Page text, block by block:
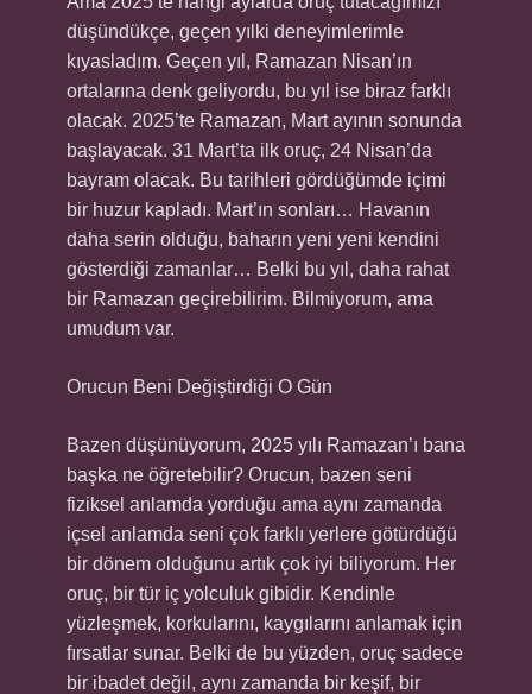
düşündükçe, geçen yılki deneyimlerimle
kıyasladım. Geçen yıl, Ramazan Nisan’ın
ortalarına denk geliyordu, bu yıl ise biraz farklı
olacak. 2025’te Ramazan, Mart ayının sonunda
başlayacak. 31 Mart’ta ilk oruç, 24 Nisan’da
bayram olacak. Bu tarihleri gördüğümde içimi
bir huzur kapladı. Mart’ın sonları… Havanın
daha serin olduğu, baharın yeni yeni kendini
gösterdiği zamanlar… Belki bu yıl, daha rahat
bir Ramazan geçirebilirim. Bilmiyorum, ama
umudum var.
Orucun Beni Değiştirdiği O Gün
Bazen düşünüyorum, 2025 yılı Ramazan’ı bana
başka ne öğretebilir? Orucun, bazen seni
fiziksel anlamda yorduğu ama aynı zamanda
içsel anlamda seni çok farklı yerlere götürdüğü
bir dönem olduğunu artık çok iyi biliyorum. Her
oruç, bir tür iç yolculuk gibidir. Kendinle
yüzleşmek, korkularını, kaygılarını anlamak için
fırsatlar sunar. Belki de bu yüzden, oruç sadece
bir ibadet değil, aynı zamanda bir keşif, bir